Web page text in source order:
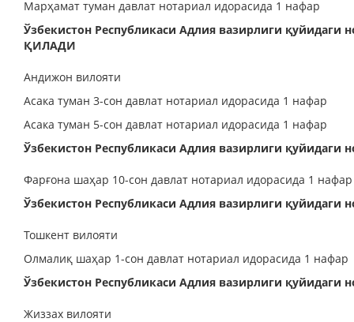
Марҳамат туман давлат нотариал идорасида 1 нафар
Ўзбекистон Республикаси Адлия вазирлиги
ҚИЛАДИ
Андижон вилояти
Асака туман 3-сон давлат нотариал идорасида 1 нафар
Асака туман 5-сон давлат нотариал идорасида 1 нафар
Ўзбекистон Республикаси Адлия вазирлиги қуйидаги
Фарғона шаҳар 10-сон давлат нотариал идорасида 1 нафар
Ўзбекистон Республикаси Адлия вазирлиги
Тошкент вилояти
Олмалиқ шаҳар 1-сон давлат нотариал идорасида 1 нафар
Ўзбекистон Республикаси Адлия вазирлиги
Жиззах вилояти